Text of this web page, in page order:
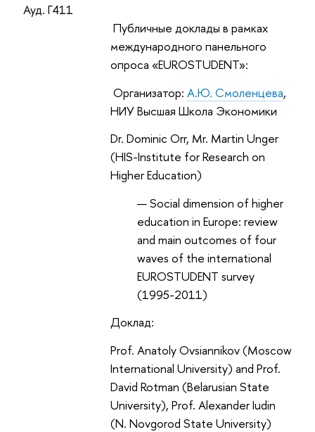
Ауд. Г411
Публичные доклады в рамках
международного панельного
опроса «EUROSTUDENT»:
Организатор: А.Ю. Смоленцева,
НИУ Высшая Школа Экономики
Dr. Dominic Orr, Mr. Martin Unger
(HIS-Institute for Research on
Higher Education)
Social dimension of higher
education in Europe: review
and main outcomes of four
waves of the international
EUROSTUDENT survey
(1995-2011)
Доклад:
Prof. Anatoly Ovsiannikov(Moscow
International University) and Prof.
David Rotman (Belarusian State
University), Prof. Alexander Iudin
(N. Novgorod State University)